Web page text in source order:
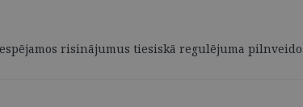
risinājumus tiesiskā regulējuma